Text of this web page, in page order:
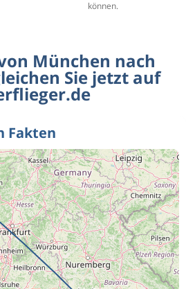
können.
München nach
Sie jetzt auf
Fakten